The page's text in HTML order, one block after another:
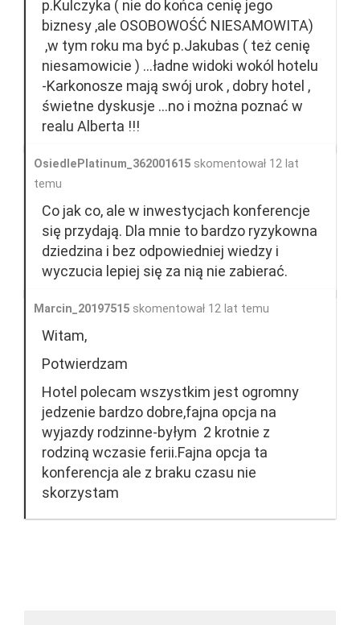
p.Kulczyka ( nie do końca cenię jego
biznesy ,ale OSOBOWOŚĆ NIESAMOWITA)
,w tym roku ma być p.Jakubas ( też cenię
niesamowicie ) ...ładne widoki wokól hotelu
-Karkonosze mają swój urok , dobry hotel ,
świetne dyskusje ...no i można poznać w
realu Alberta !!!
OsiedlePlatinum_362001615 skomentował 12 lat
temu
Co jak co, ale w inwestycjach konferencje
się przydają. Dla mnie to bardzo ryzykowna
dziedzina i bez odpowiedniej wiedzy i
wyczucia lepiej się za nią nie zabierać.
Marcin_20197515 skomentował 12 lat temu
Witam,
Potwierdzam
Hotel polecam wszystkim jest ogromny
jedzenie bardzo dobre,fajna opcja na
wyjazdy rodzinne-byłym 2 krotnie z
rodziną wczasie ferii.Fajna opcja ta
konferencja ale z braku czasu nie
skorzystam